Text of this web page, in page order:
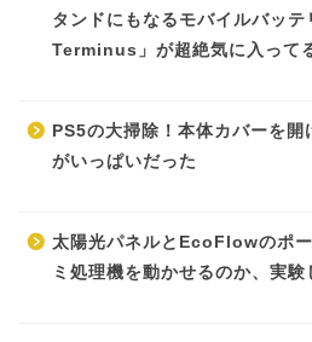
タンドにもなるモバイルバッ
Terminus」が超絶気に入って
PS5の大掃除！本体カバーを開
がいっぱいだった
太陽光パネルとEcoFlowのポ
ミ処理機を動かせるのか、実験